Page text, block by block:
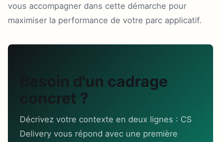
vous accompagner dans cette démarche pour
maximiser la performance de votre parc applicatif.
Besoin d'un cadrage
concret ?
Décrivez votre contexte en deux lignes : CS
Delivery vous répond avec une première